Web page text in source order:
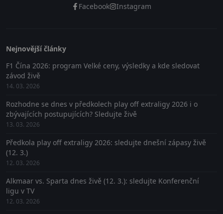
Facebook Instagram
Nejnovější články
F1 Čína 2026: program Velké ceny, výsledky a kde sledovat
závod živě
14. 03. 2026
Rozhodne se dnes v předkolech play off extraligy 2026 i o
zbývajících postupujících? Sledujte živě
13. 03. 2026
Předkola play off extraligy 2026: sledujte dnešní zápasy živě
(12. 3.)
12. 03. 2026
Alkmaar vs. Sparta dnes živě (12. 3.): sledujte Konferenční
ligu v TV
12. 03. 2026